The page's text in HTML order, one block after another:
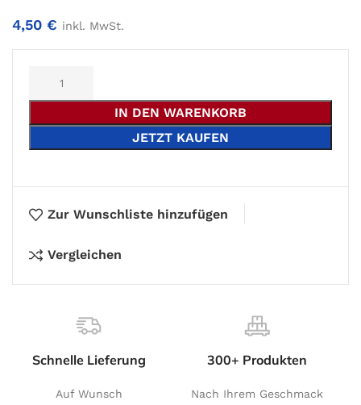
4,50 € inkl. MwSt.
IN DEN WARENKORB
JETZT KAUFEN
Alternative:
Zur Wunschliste hinzufügen
Vergleichen
Schnelle Lieferung
Auf Wunsch
300+ Produkten
Nach Ihrem Geschmack